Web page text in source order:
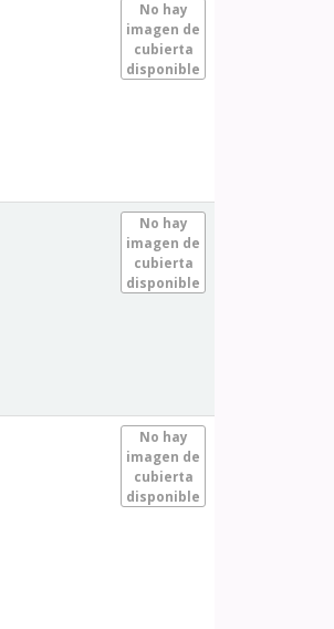
No hay
imagen de
cubierta
disponible
No hay
imagen de
cubierta
disponible
No hay
imagen de
cubierta
disponible